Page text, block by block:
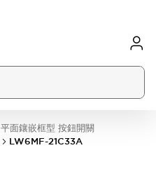
平面鑲嵌框型 按鈕開關
LW6MF-21C33A